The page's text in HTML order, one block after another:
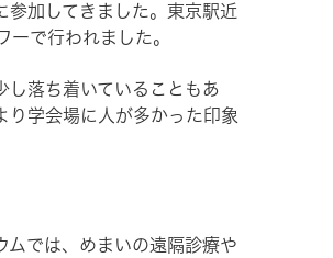
参加してきました。東京駅近
ーで行われました。
し落ち着いていることもあ
り学会場に人が多かった印象
ムでは、めまいの遠隔診療や